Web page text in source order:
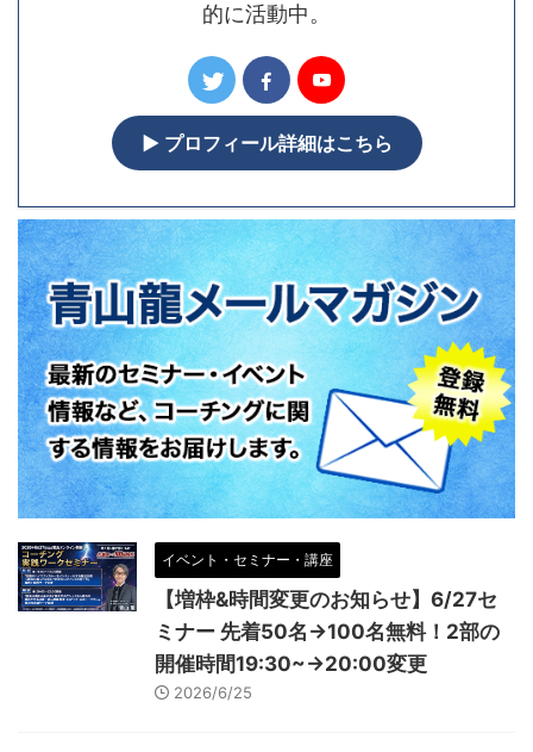
的に活動中。
▶︎ プロフィール詳細はこちら
イベント・セミナー・講座
【増枠&時間変更のお知らせ】6/27セ
ミナー 先着50名→100名無料！2部の
開催時間19:30~→20:00変更
2026/6/25